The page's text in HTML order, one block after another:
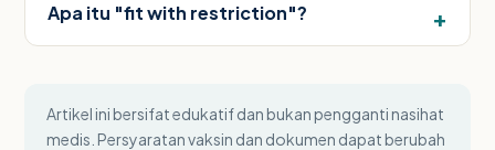
Apa itu "fit with restriction"?
Artikel ini bersifat edukatif dan bukan pengganti nasihat
medis. Persyaratan vaksin dan dokumen dapat berubah